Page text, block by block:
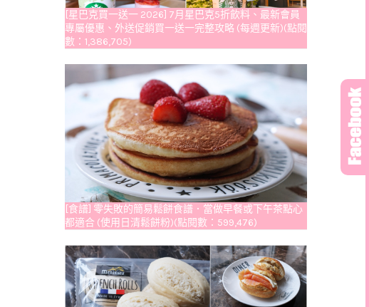
[星巴克買一送一 2026] 7月星巴克5折飲料、最新會員
專屬優惠、外送促銷買一送一完整攻略 (每週更新)(點閱
數：1,386,705)
[食譜] 零失敗的簡易鬆餅食譜．當做早餐或下午茶點心
都適合 (使用日清鬆餅粉)(點閱數：599,476)